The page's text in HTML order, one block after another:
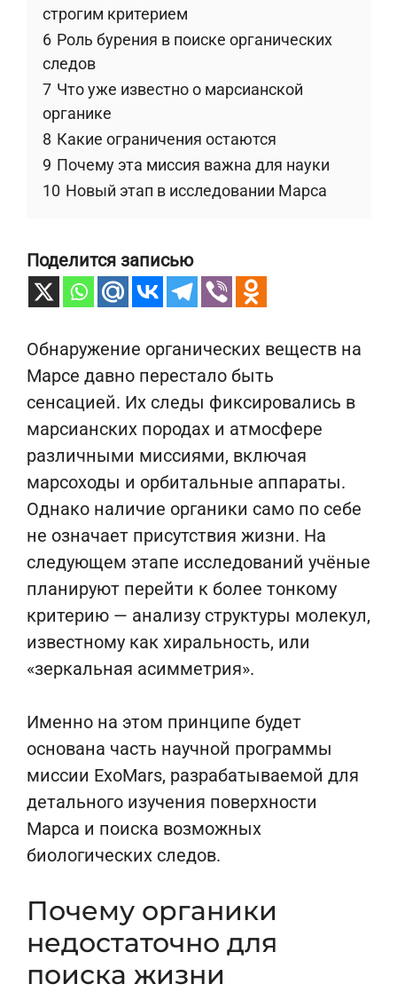
строгим критерием
6 Роль бурения в поиске органических
следов
7 Что уже известно о марсианской
органике
8 Какие ограничения остаются
9 Почему эта миссия важна для науки
10 Новый этап в исследовании Марса
Поделится записью
Обнаружение органических веществ на
Марсе давно перестало быть
сенсацией. Их следы фиксировались в
марсианских породах и атмосфере
различными миссиями, включая
марсоходы и орбитальные аппараты.
Однако наличие органики само по себе
не означает присутствия жизни. На
следующем этапе исследований учёные
планируют перейти к более тонкому
критерию — анализу структуры молекул,
известному как хиральность, или
«зеркальная асимметрия».
Именно на этом принципе будет
основана часть научной программы
миссии ExoMars, разрабатываемой для
детального изучения поверхности
Марса и поиска возможных
биологических следов.
Почему органики
недостаточно для
поиска жизни